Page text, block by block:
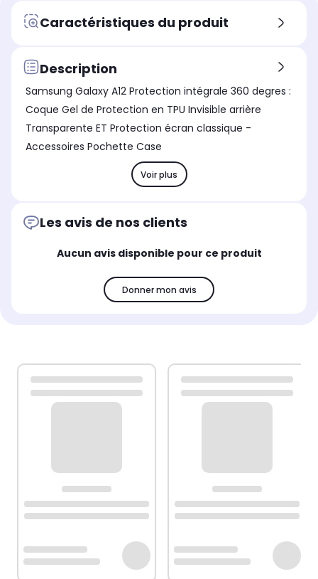
Caractéristiques du produit
Description
Samsung Galaxy A12 Protection intégrale 360 degres :
Coque Gel de Protection en TPU Invisible arrière
Transparente ET Protection écran classique -
Accessoires Pochette Case
Voir plus
Les avis de nos clients
Aucun avis disponible pour ce produit
Donner mon avis